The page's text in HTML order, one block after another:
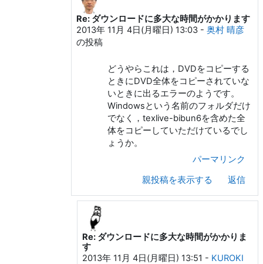
島 智彦 への返信
Re: ダウンロードに多大な時間がかかります
2013年 11月 4日(月曜日) 13:03 -奥村 晴彦
の投稿
どうやらこれは，DVDをコピーする
ときにDVD全体をコピーされていな
いときに出るエラーのようです。
Windowsという名前のフォルダだけ
でなく，texlive-bibun6を含めた全
体をコピーしていただけているでし
ょうか。
パーマリンク
親投稿を表示する
返信
奥村 晴彦 への返信
Re: ダウンロードに多大な時間がかかりま
す
2013年 11月 4日(月曜日) 13:51 - KUROKI